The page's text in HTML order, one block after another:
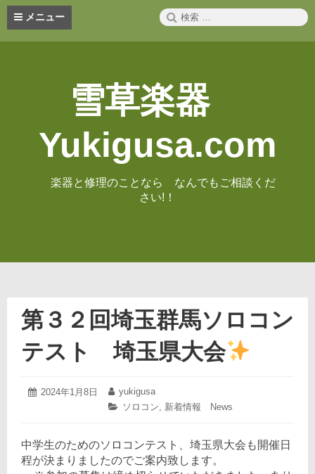
コ
メニュー
検
索:
雪草楽器
Yukigusa.com
楽器と修理のことなら なんでもご相談くだ
さい!！
第３２回埼玉群馬ソロコン
テスト 埼玉県大会
投
2024年1月8日
2024
日
投
稿
yukigusa
カ
リ
ー:
ソロコン, 新着情報 News
中学生のためのソロコンテスト、埼玉県大会も開催日
程が決まりましたのでご案内致します。